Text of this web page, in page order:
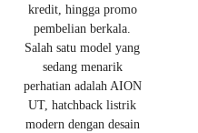
kredit, hingga promo
pembelian berkala.
Salah satu model yang
sedang menarik
perhatian adalah AION
UT, hatchback listrik
modern dengan desain